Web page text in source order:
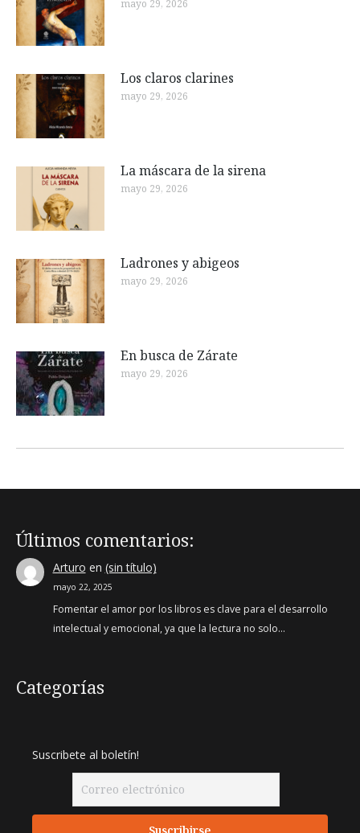
mayo 29, 2026
Los claros clarines
mayo 29, 2026
La máscara de la sirena
mayo 29, 2026
Ladrones y abigeos
mayo 29, 2026
En busca de Zárate
mayo 29, 2026
Últimos comentarios:
Arturo en (sin título)
mayo 22, 2025
Fomentar el amor por los libros es clave para el desarrollo
intelectual y emocional, ya que la lectura no solo…
Categorías
Suscribete al boletín!